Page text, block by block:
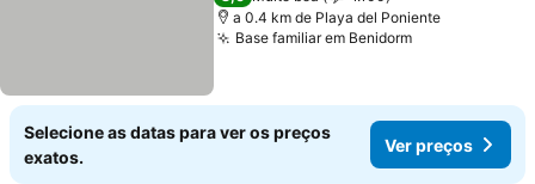
a 0.4 km de Playa del Poniente
Base familiar em Benidorm
Selecione as datas para ver os preços
exatos.
Ver preços